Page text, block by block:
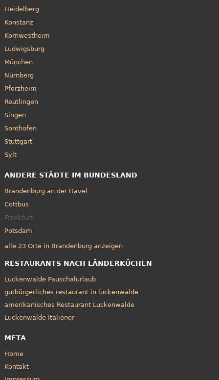
Heidelberg
Konstanz
Kornwestheim
Ludwigsburg
München
Nürnberg
Pforzheim
Reutlingen
Singen
Sonthofen
Stuttgart
Sylt
ANDERE STÄDTE IM BUNDESLAND
Brandenburg an der Havel
Cottbus
Frankfurt
Potsdam
alle 23 Orte in Brandenburg anzeigen
RESTAURANTS NACH LÄNDERKÜCHEN
Luckenwalde Pauschalurlaub
gutbürgerliches restaurant in luckenwalde
amerikanisches Restaurant Luckenwalde
Luckenwalde Italiener
META
Home
Kontakt